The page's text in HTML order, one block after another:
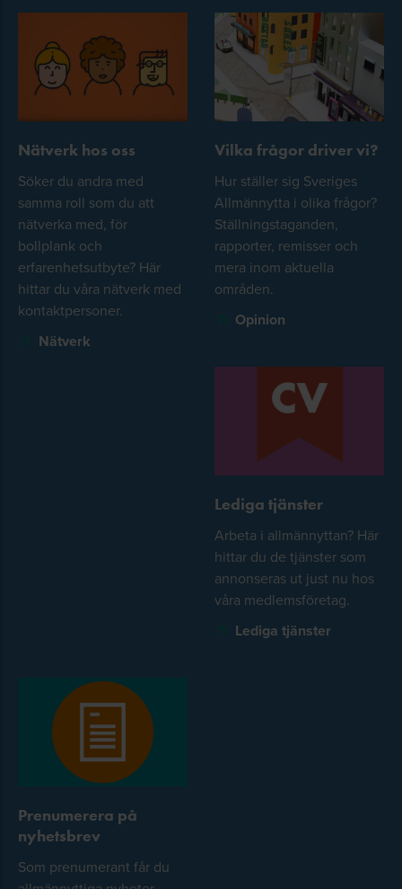
Nätverk hos oss
Söker du andra med
samma roll som du att
nätverka med, för
bollplank och
erfarenhetsutbyte? Här
hittar du våra nätverk med
kontaktpersoner.
Nätverk
Vilka frågor driver vi?
Hur ställer sig Sveriges
Allmännytta i olika frågor?
Ställningstaganden,
rapporter, remisser och
mera inom aktuella
områden.
Opinion
Lediga tjänster
Arbeta i allmännyttan? Här
hittar du de tjänster som
annonseras ut just nu hos
våra medlemsföretag.
Lediga tjänster
Prenumerera på
nyhetsbrev
Som prenumerant får du